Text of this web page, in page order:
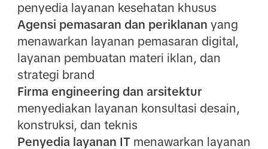
penyedia layanan kesehatan khusus
Agensi pemasaran dan periklanan yang
menawarkan layanan pemasaran digital,
layanan pembuatan materi iklan, dan
strategi brand
Firma engineering dan arsitektur
menyediakan layanan konsultasi desain,
konstruksi, dan teknis
Penyedia layanan ITmenawarkan layanan